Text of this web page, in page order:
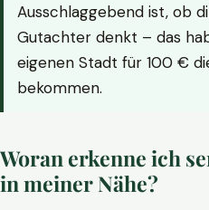
Ausschlaggebend ist, ob
Gutachter denkt – das
eigenen Stadt für 100 €
bekommen.
Woran erkenne ich
in meiner Nähe?